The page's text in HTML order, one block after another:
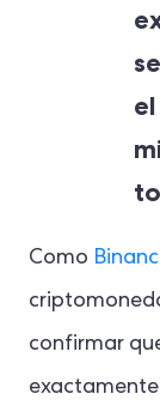
Como
confirmar
exactamente